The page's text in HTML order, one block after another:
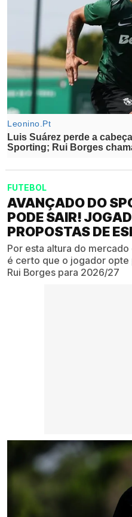
FUTEBOL
AVANÇADO DO
PODE SAIR!
PROPOSTAS DE
Por esta altura do
é certo que o jogador opte
Rui Borges para 2026/27